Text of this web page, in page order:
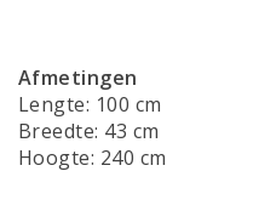
Afmetingen
Lengte: 100 cm
Breedte: 43 cm
Hoogte: 240 cm